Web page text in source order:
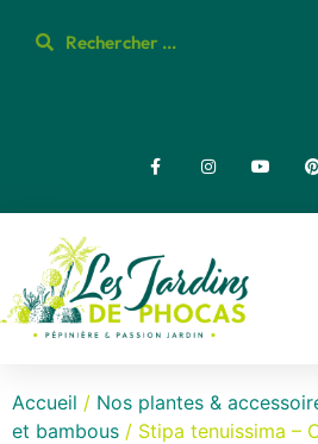
Accueil / Nos plantes &
et bambous / Stipa tenuissima –